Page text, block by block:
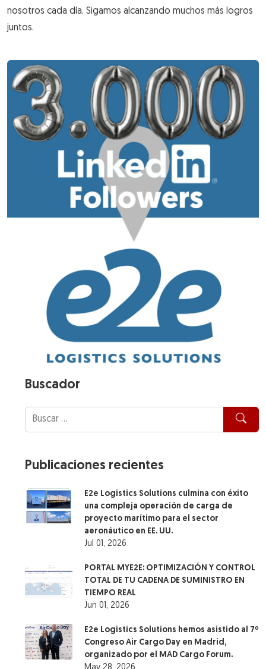
nosotros cada día. Sigamos alcanzando muchos más logros
juntos.
Buscador
Publicaciones recientes
E2e Logistics Solutions culmina con éxito
una compleja operación de carga de
proyecto marítimo para el sector
aeronáutico en EE. UU.
Jul 01, 2026
PORTAL MYE2E: OPTIMIZACIÓN Y CONTROL
TOTAL DE TU CADENA DE SUMINISTRO EN
TIEMPO REAL
Jun 01, 2026
E2e Logistics Solutions hemos asistido al 7º
Congreso Air Cargo Day en Madrid,
organizado por el MAD Cargo Forum.